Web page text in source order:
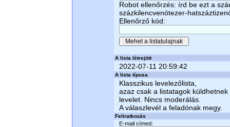
Robot ellenőrzés: írd be ezt a
százkilencvenötezer-
Ellenőrző kód:
A lista létrejött
2022-07-11 20:59:42
A lista típusa
Klasszikus levelezőlista,
azaz csak a listatagok küldhetnek
levelet. Nincs moderálás.
A válaszlevél a feladónak megy.
Feliratkozás
E-mail címed: